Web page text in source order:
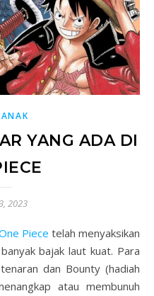
YANG ADA DI
2023
Piece telah menyaksikan
bajak laut kuat. Para
dan Bounty (hadiah
atau membunuh